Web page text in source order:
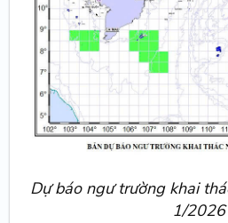
Dự báo ngư trường khai
1/2026